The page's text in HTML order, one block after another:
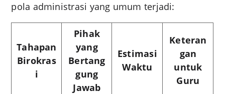
pola administrasi yang umum terjadi:
Tahapan
Birokras
i
Pihak
yang
Bertang
gung
Jawab
Estimasi
Waktu
Keteran
gan
untuk
Guru